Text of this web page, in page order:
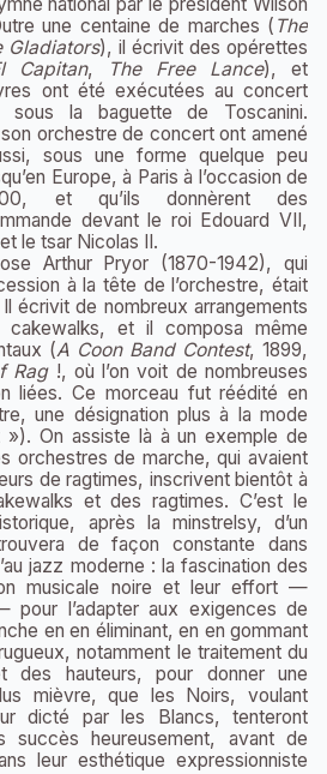
une centaine de marches ( The
Gladiators), il écrivit des opérettes
Capitan, The Free Lance), et
ont été exécutées au concert
sous la baguette de Toscanini.
orchestre de concert ont amené
sous une forme quelque peu
Europe, à Paris à l’occasion de
et qu’ils donnèrent des
devant le roi Edouard VII,
le tsar Nicolas II.
Arthur Pryor (1870-1942), qui
à la tête de l’orchestre, était
écrivit de nombreux arrangements
et il composa même
(A Coon Band Contest, 1899,
Rag !, où l’on voit de nombreuses
liées. Ce morceau fut réédité en
une désignation plus à la mode
On assiste là à un exemple de
orchestres de marche, qui avaient
de ragtimes, inscrivent bientôt à
et des ragtimes. C’est le
après la minstrelsy, d’un
de façon constante dans
jazz moderne : la fascination des
musicale noire et leur effort —
pour l’adapter aux exigences de
en en éliminant, en en gommant
notamment le traitement du
des hauteurs, pour donner une
mièvre, que les Noirs, voulant
dicté par les Blancs, tenteront
succès heureusement, avant de
leur esthétique expressionniste